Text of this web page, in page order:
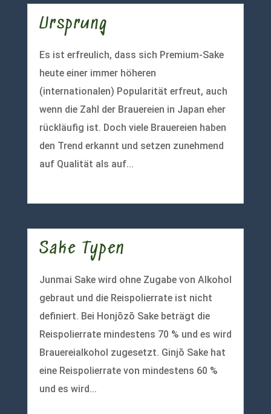
Ursprung
Es ist erfreulich, dass sich Premium-Sake
heute einer immer höheren
(internationalen) Popularität erfreut, auch
wenn die Zahl der Brauereien in Japan eher
rückläufig ist. Doch viele Brauereien haben
den Trend erkannt und setzen zunehmend
auf Qualität als auf...
Sake Typen
Junmai Sake wird ohne Zugabe von Alkohol
gebraut und die Reispolierrate ist nicht
definiert. Bei Honjōzō Sake beträgt die
Reispolierrate mindestens 70 % und es wird
Brauereialkohol zugesetzt. Ginjō Sake hat
eine Reispolierrate von mindestens 60 %
und es wird...